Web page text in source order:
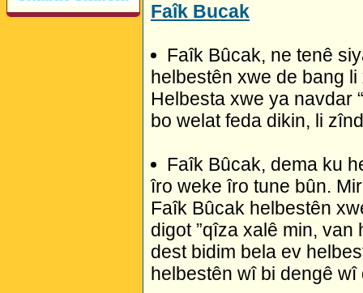
Faîk Bucak
Faîk Bûcak, ne tenê
helbestên xwe de bang
Helbesta xwe ya navdar
bo welat feda dikin, li
Faîk Bûcak, dema ku
îro weke îro tune bûn.
Faîk Bûcak helbestên
digot ”qîza xalê min,
dest bidim bela ev
helbestên wî bi dengê